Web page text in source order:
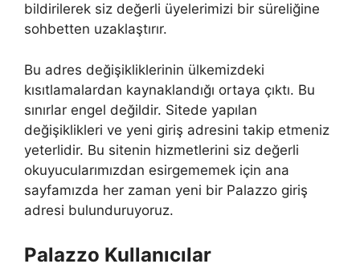
bildirilerek siz değerli üyelerimizi bir süreliğine
sohbetten uzaklaştırır.
Bu adres değişikliklerinin ülkemizdeki
kısıtlamalardan kaynaklandığı ortaya çıktı. Bu
sınırlar engel değildir. Sitede yapılan
değişiklikleri ve yeni giriş adresini takip etmeniz
yeterlidir. Bu sitenin hizmetlerini siz değerli
okuyucularımızdan esirgememek için ana
sayfamızda her zaman yeni bir Palazzo giriş
adresi bulunduruyoruz.
Palazzo Kullanıcılar